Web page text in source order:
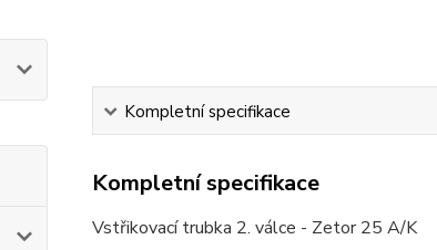
Kompletní specifikace
Kompletní specifikace
Vstřikovací trubka 2. válce - Zetor 25 A/K